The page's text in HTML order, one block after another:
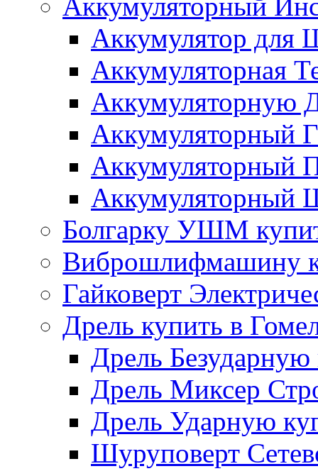
Аккумулятор для
Аккумуляторная
Аккумуляторную
Аккумуляторный
Аккумуляторный
Аккумуляторный
Болгарку УШМ
Виброшлифмашину
Гайковерт
Дрель купить в
Дрель Безударную
Дрель Миксер
Дрель Ударную
Шуруповерт